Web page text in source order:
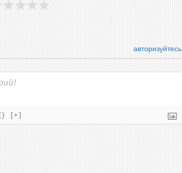
авторизуйтесь
[+]